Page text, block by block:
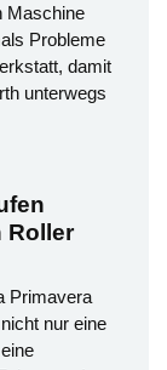
Maschine
Probleme
damit
unterwegs
Roller
Primavera
nur eine